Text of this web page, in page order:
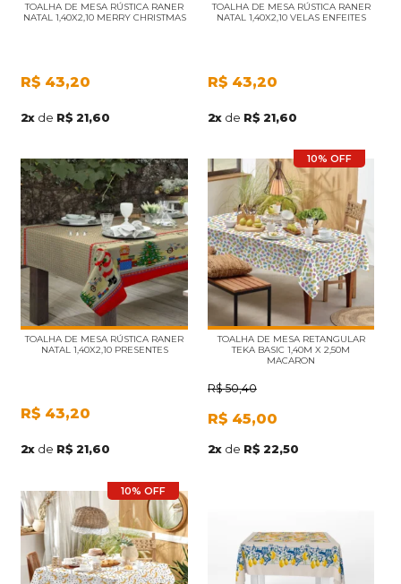
TOALHA DE MESA RÚSTICA RANER
NATAL 1,40X2,10 MERRY CHRISTMAS
R$ 43,20
2x de R$ 21,60
TOALHA DE MESA RÚSTICA RANER
NATAL 1,40X2,10 VELAS ENFEITES
R$ 43,20
2x de R$ 21,60
TOALHA DE MESA RÚSTICA RANER
NATAL 1,40X2,10 PRESENTES
R$ 43,20
2x de R$ 21,60
10% OFF
TOALHA DE MESA RETANGULAR
TEKA BASIC 1,40M X 2,50M
MACARON
R$ 50,40
R$ 45,00
2x de R$ 22,50
10% OFF